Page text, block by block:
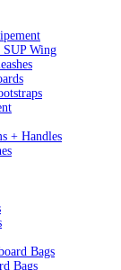
Wing
+ Handles
Bags
Bags